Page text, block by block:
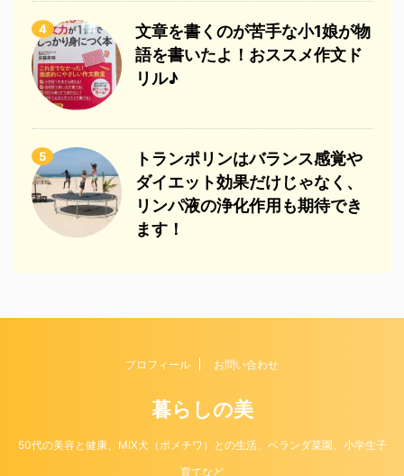
4
文章を書くのが苦手な小1娘が物
語を書いたよ！おススメ作文ド
リル♪
5
トランポリンはバランス感覚や
ダイエット効果だけじゃなく、
リンパ液の浄化作用も期待でき
ます！
プロフィール お問い合わせ
暮らしの美
50代の美容と健康、MIX犬（ポメチワ）との生活、ベランダ菜園、小学生子
育てなど